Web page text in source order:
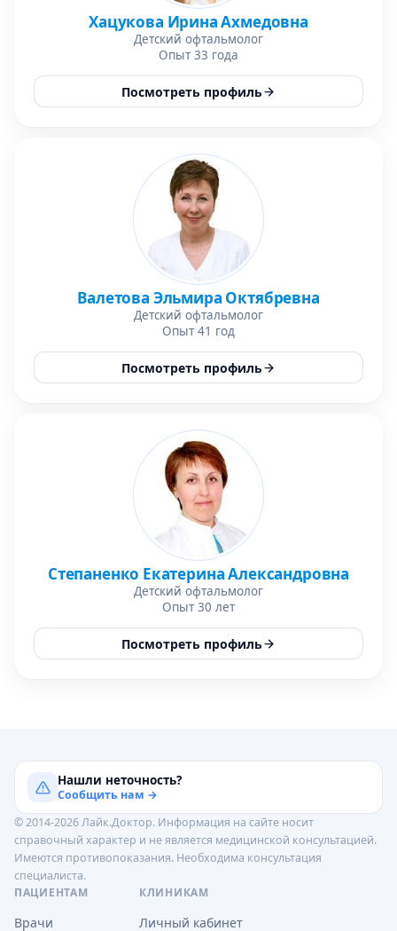
Хацукова Ирина Ахмедовна
Детский офтальмолог
Опыт 33 года
Посмотреть профиль
Валетова Эльмира Октябревна
Детский офтальмолог
Опыт 41 год
Посмотреть профиль
Степаненко Екатерина Александровна
Детский офтальмолог
Опыт 30 лет
Посмотреть профиль
Нашли неточность?
Сообщить нам →
© 2014-2026 Лайк.Доктор. Информация на сайте носит
справочный характер и не является медицинской консультацией.
Имеются противопоказания. Необходима консультация
специалиста.
ПАЦИЕНТАМ
Врачи
КЛИНИКАМ
Личный кабинет